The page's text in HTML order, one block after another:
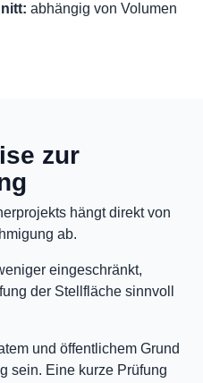
abhängig von Volumen
zur
hängt direkt von
ab.
eingeschränkt,
der Stellfläche sinnvoll
und öffentlichem Grund
sein. Eine kurze Prüfung